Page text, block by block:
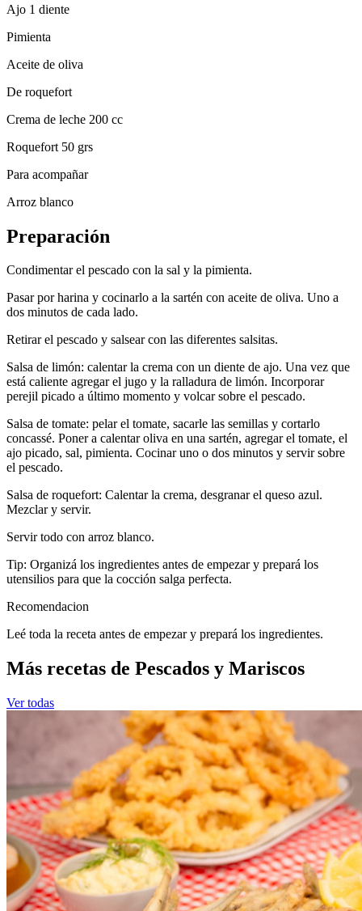
Ajo 1 diente
Pimienta
Aceite de oliva
De roquefort
Crema de leche 200 cc
Roquefort 50 grs
Para acompañar
Arroz blanco
Preparación
Condimentar el pescado con la sal y la pimienta.
Pasar por harina y cocinarlo a la sartén con aceite de oliva. Uno a
dos minutos de cada lado.
Retirar el pescado y salsear con las diferentes salsitas.
Salsa de limón: calentar la crema con un diente de ajo. Una vez que
está caliente agregar el jugo y la ralladura de limón. Incorporar
perejil picado a último momento y volcar sobre el pescado.
Salsa de tomate: pelar el tomate, sacarle las semillas y cortarlo
concassé. Poner a calentar oliva en una sartén, agregar el tomate, el
ajo picado, sal, pimienta. Cocinar uno o dos minutos y servir sobre
el pescado.
Salsa de roquefort: Calentar la crema, desgranar el queso azul.
Mezclar y servir.
Servir todo con arroz blanco.
Tip: Organizá los ingredientes antes de empezar y prepará los
utensilios para que la cocción salga perfecta.
Recomendacion
Leé toda la receta antes de empezar y prepará los ingredientes.
Más recetas de Pescados y Mariscos
Ver todas